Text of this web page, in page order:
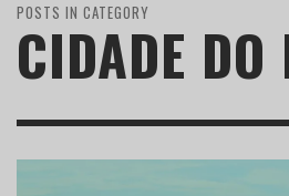
POSTS IN CATEGORY
CIDADE DO